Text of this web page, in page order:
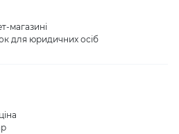
магазині
для юридичних осіб